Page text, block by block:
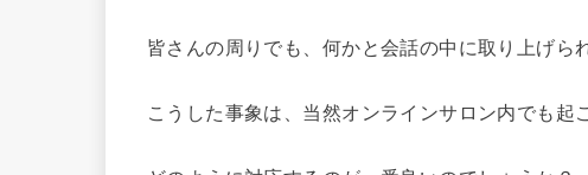
皆さんの周りでも、何かと会話の中に取り上げら
こうした事象は、当然オンラインサロン内でも起